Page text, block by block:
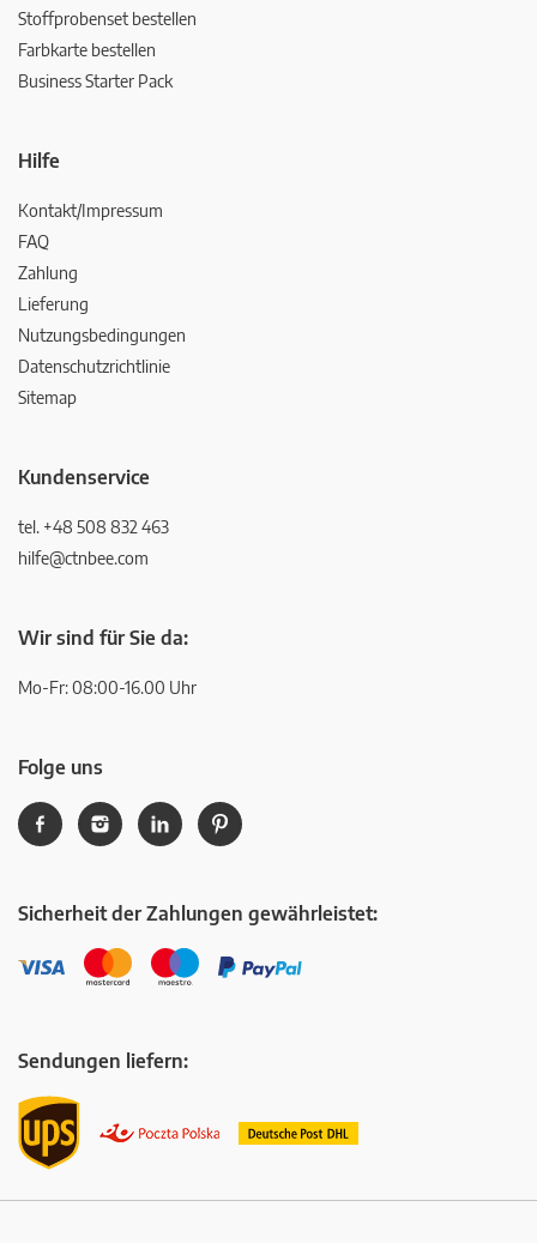
Stoffprobenset bestellen
Farbkarte bestellen
Business Starter Pack
Hilfe
Kontakt/Impressum
FAQ
Zahlung
Lieferung
Nutzungsbedingungen
Datenschutzrichtlinie
Sitemap
Kundenservice
tel. +48 508 832 463
hilfe@ctnbee.com
Wir sind für Sie da:
Mo-Fr: 08:00-16.00 Uhr
Folge uns
Sicherheit der Zahlungen gewährleistet:
Sendungen liefern: